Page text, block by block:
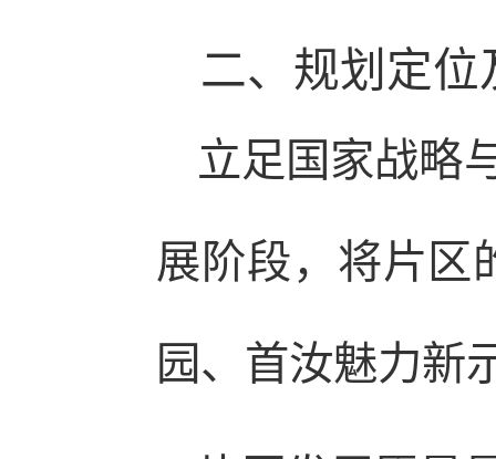
二、规划定位
立足国家战略
展阶段，将片区
园、首汝魅力新